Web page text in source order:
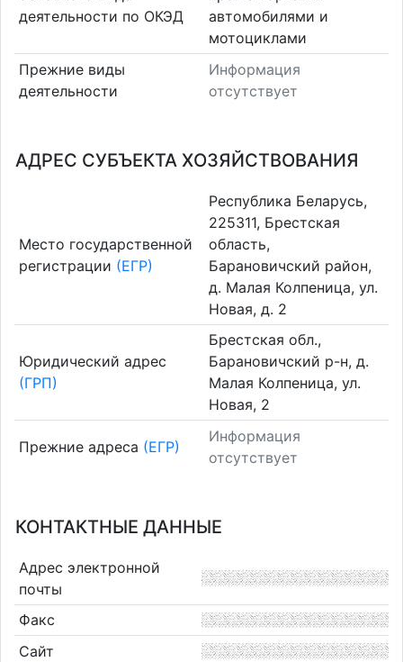
деятельности по ОКЭД
автомобилями и
мотоциклами
Прежние виды
деятельности
Информация
отсутствует
АДРЕС СУБЪЕКТА ХОЗЯЙСТВОВАНИЯ
Место государственной
регистрации (ЕГР)
Республика Беларусь,
225311, Брестская
область,
Барановичский район,
д. Малая Колпеница, ул.
Новая, д. 2
Юридический адрес
(ГРП)
Брестская обл.,
Барановичский р-н, д.
Малая Колпеница, ул.
Новая, 2
Прежние адреса (ЕГР)
Информация
отсутствует
КОНТАКТНЫЕ ДАННЫЕ
Адрес электронной
почты
Факс
Сайт